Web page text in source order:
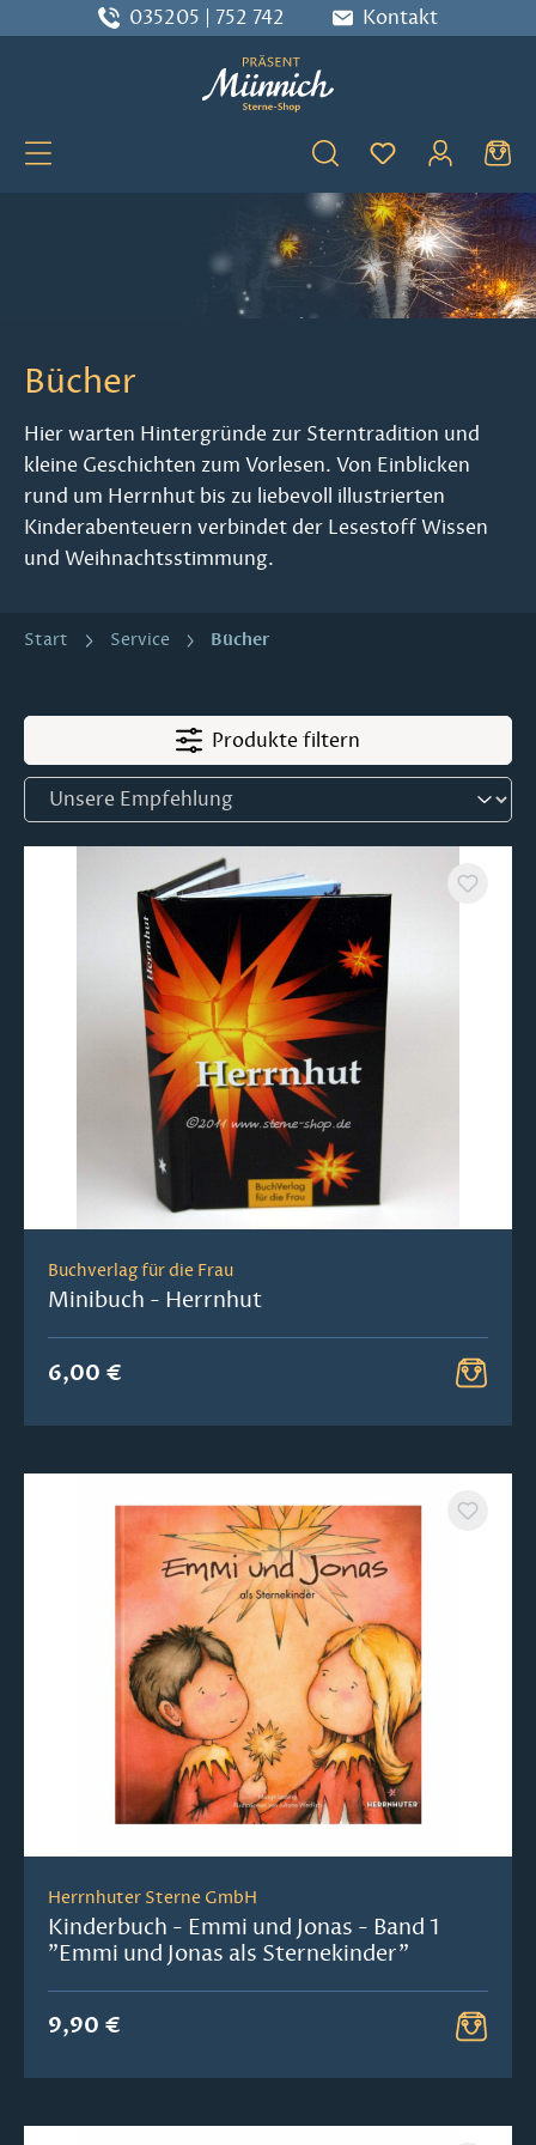
Zum Hauptinhalt springen
035205 | 752 742 Kontakt
Du hast 0
Bücher
Hier warten Hintergründe zur Sterntradition und
kleine Geschichten zum Vorlesen. Von Einblicken
rund um Herrnhut bis zu liebevoll illustrierten
Kinderabenteuern verbindet der Lesestoff Wissen
und Weihnachtsstimmung.
Start Service Bücher
Produkte filtern
Buchverlag für die Frau
Minibuch - Herrnhut
6,00 €
Herrnhuter Sterne GmbH
Kinderbuch - Emmi und Jonas - Band 1
"Emmi und Jonas als Sternekinder"
9,90 €